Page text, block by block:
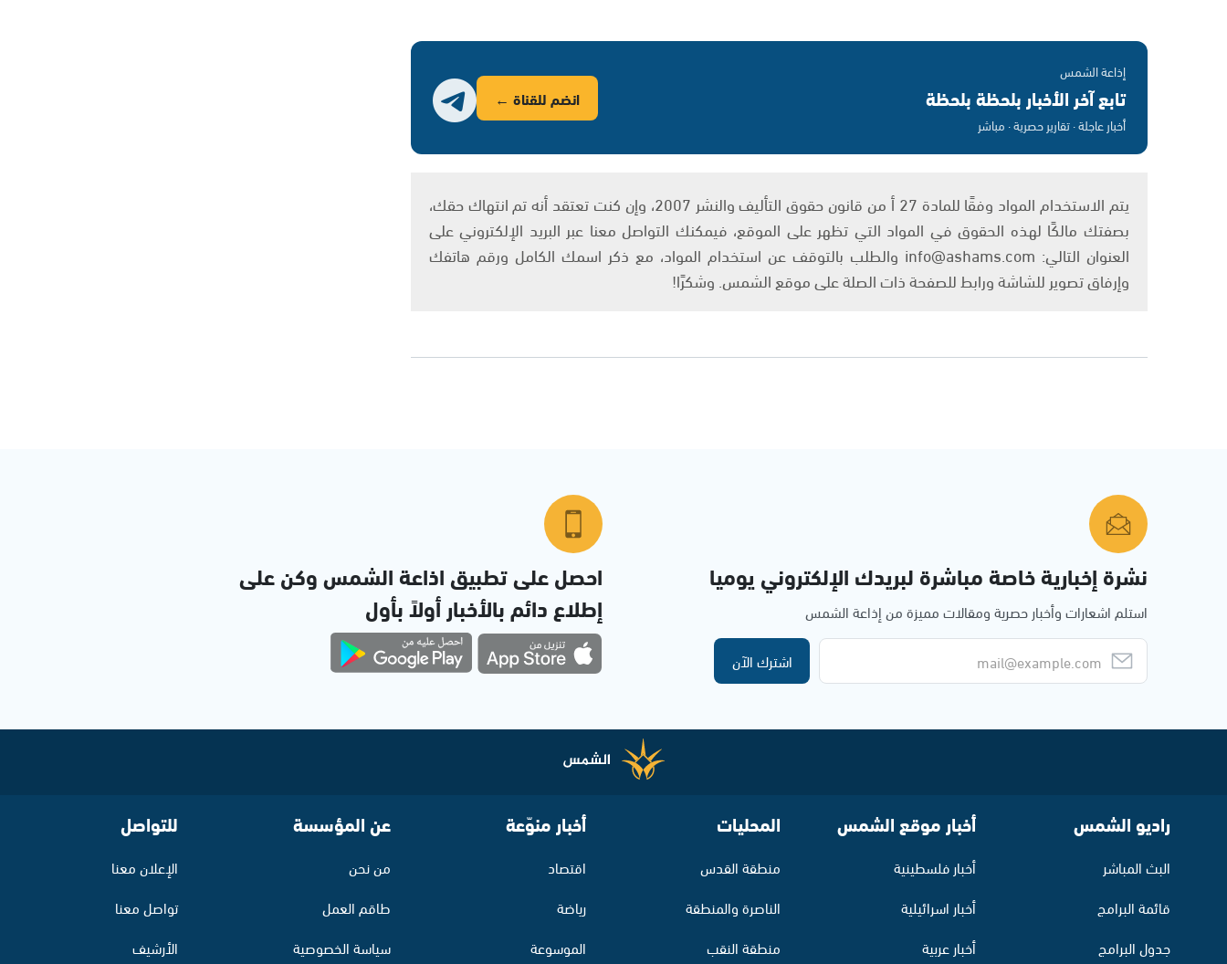
إذاعة الشمس
تابع آخر الأخبار بلحظة بلحظة
أخبار عاجلة · تقارير حصرية · مباشر
انضم للقناة ←
يتم الاستخدام المواد وفقًا للمادة 27 أ من قانون حقوق التأليف والنشر 2007، وإن كنت تعتقد أنه تم انتهاك حقك،
بصفتك مالكًا لهذه الحقوق في المواد التي تظهر على الموقع، فيمكنك التواصل معنا عبر البريد الإلكتروني على
العنوان التالي: info@ashams.com والطلب بالتوقف عن استخدام المواد، مع ذكر اسمك الكامل ورقم هاتفك
وإرفاق تصوير للشاشة ورابط للصفحة ذات الصلة على موقع الشمس. وشكرًا!
نشرة إخبارية خاصة مباشرة لبريدك الإلكتروني يوميا
استلم اشعارات وأخبار حصرية ومقالات مميزة من إذاعة الشمس
اشترك الآن
احصل على تطبيق اذاعة الشمس وكن على
إطلاع دائم بالأخبار أولاً بأول
راديو الشمس
البث المباشر
قائمة البرامج
جدول البرامج
أخبار موقع الشمس
أخبار فلسطينية
أخبار اسرائيلية
أخبار عربية
المحليات
منطقة القدس
الناصرة والمنطقة
منطقة النقب
أخبار منوّعة
اقتصاد
رياضة
الموسوعة
عن المؤسسة
من نحن
طاقم العمل
سياسة الخصوصية
للتواصل
الإعلان معنا
تواصل معنا
الأرشيف